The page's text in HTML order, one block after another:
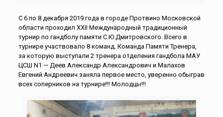
С 6 по 8 декабря 2019 года в городе Протвино Московской
области проходил XXII Международный традиционный
турнир по гандболу памяти С.Ю.Дмитровского. Всего в
турнире участвовало 8 команд. Команда Памяти Тренера,
за которую выступали 2 тренера отделения гандбола МАУ
ЦСШ N1 — Деев Александр Александрович и Малахов
Евгений Андреевич заняла первое место, уверенно обыграв
всех соперников на турнире!!! Молодцы!!!